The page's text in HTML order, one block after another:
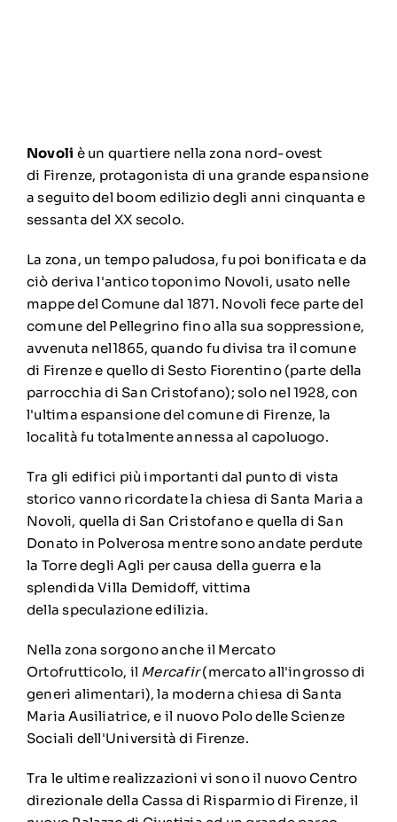
Novoli è un quartiere nella zona nord-ovest
di Firenze, protagonista di una grande espansione
a seguito del boom ediliziodegli anni cinquanta e
sessanta del XX secolo.
La zona, un tempo paludosa, fu poi bonificata e da
ciò deriva l'antico toponimo Novoli, usato nelle
mappe del Comune dal 1871. Novoli fece parte del
comune del Pellegrino fino alla sua soppressione,
avvenuta nel1865, quando fu divisa tra il comune
di Firenze e quello di Sesto Fiorentino(parte della
parrocchia di San Cristofano); solo nel 1928, con
l'ultima espansione del comune di Firenze, la
località fu totalmente annessa al capoluogo.
Tra gli edifici più importanti dal punto di vista
storico vanno ricordate lachiesa di Santa Maria a
Novoli, quella di San Cristofanoe quella di San
Donato in Polverosa mentre sono andate perdute
la Torre degli Agli per causa della guerra e la
splendidaVilla Demidoff, vittima
dellaspeculazione edilizia.
Nella zona sorgono anche il Mercato
Ortofrutticolo, il Mercafir(mercato all'ingrosso di
generi alimentari), la moderna chiesa di Santa
Maria Ausiliatrice, e il nuovo Polo delle Scienze
Sociali dell'Università di Firenze.
Tra le ultime realizzazioni vi sono il nuovoCentro
direzionale della Cassa di Risparmio di Firenze, il